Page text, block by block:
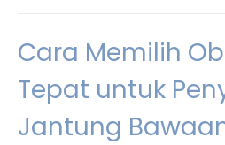
Cara Memilih
Tepat untuk
Jantung